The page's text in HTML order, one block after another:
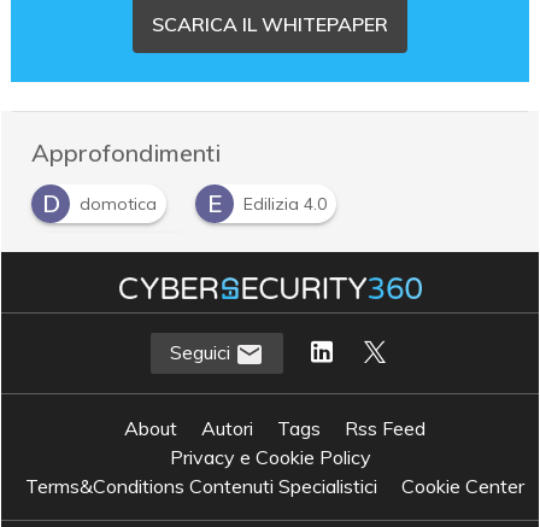
SCARICA IL WHITEPAPER
Approfondimenti
D
domotica E Edilizia 4.0
S Smart Health
Seguici
About Autori Tags
Rss Feed
Privacy e Cookie Policy
Terms&Conditions Contenuti Specialistici
Cookie Center